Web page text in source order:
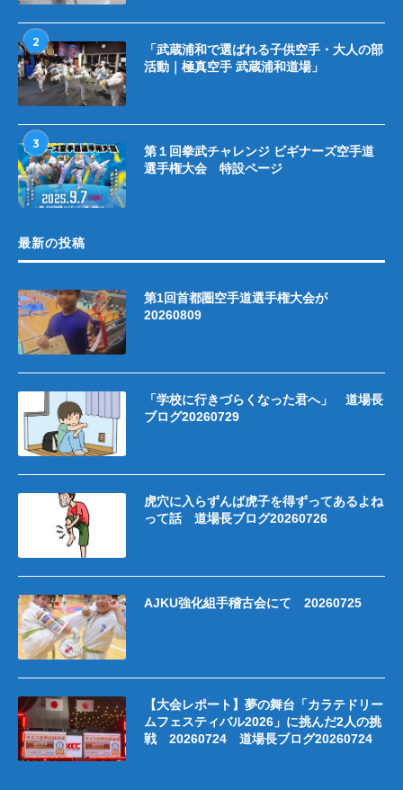
2
「武蔵浦和で選ばれる子供空手・大人の部
活動｜極真空手 武蔵浦和道場」
3
第１回拳武チャレンジ ビギナーズ空手道
選手権大会 特設ページ
最新の投稿
第1回首都圏空手道選手権大会が
20260809
「学校に行きづらくなった君へ」 道場長
ブログ20260729
虎穴に入らずんば虎子を得ずってあるよね
って話 道場長ブログ20260726
AJKU強化組手稽古会にて 20260725
【大会レポート】夢の舞台「カラテドリー
ムフェスティバル2026」に挑んだ2人の挑
戦 20260724 道場長ブログ20260724